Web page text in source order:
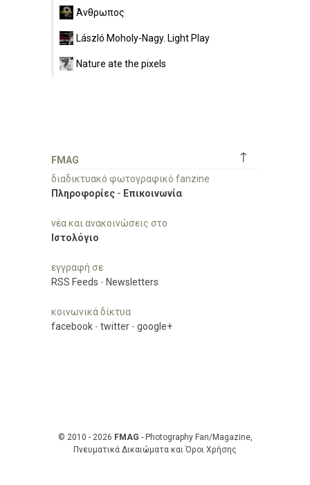
Άνθρωπος
László Moholy-Nagy. Light Play
Nature ate the pixels
↑
FMAG
διαδικτυακό φωτογραφικό fanzine
Πληροφορίες - Επικοινωνία
νέα και ανακοινώσεις στο
Ιστολόγιο
εγγραφή σε
RSS Feeds - Newsletters
κοινωνικά δίκτυα
facebook - twitter - google+
© 2010 - 2026 FMAG - Photography Fan/Magazine,
Πνευματικά Δικαιώματα και Όροι Χρήσης